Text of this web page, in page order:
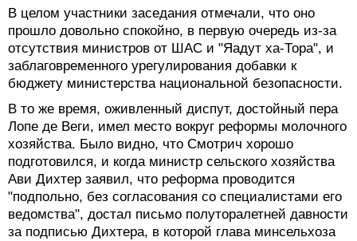
В целом участники заседания отмечали, что оно
прошло довольно спокойно, в первую очередь из-за
отсутствия министров от ШАС и "Яадут ха-Тора", и
заблаговременного урегулирования добавки к
бюджету министерства национальной безопасности.
В то же время, оживленный диспут, достойный пера
Лопе де Веги, имел место вокруг реформы молочного
хозяйства. Было видно, что Смотрич хорошо
подготовился, и когда министр сельского хозяйства
Ави Дихтер заявил, что реформа проводится
"подпольно, без согласования со специалистами его
ведомства", достал письмо полуторалетней давности
за подписью Дихтера, в которой глава минсельхоза